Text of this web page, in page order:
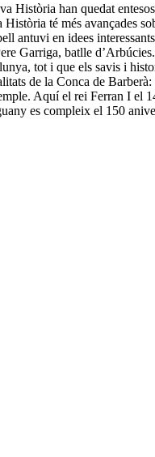
han quedat
té més avançades
antuvi en idees
Garriga, batlle
tot i que els savis i
de la Conca de Barberà:
Aquí el rei Ferran I el
es compleix el 150